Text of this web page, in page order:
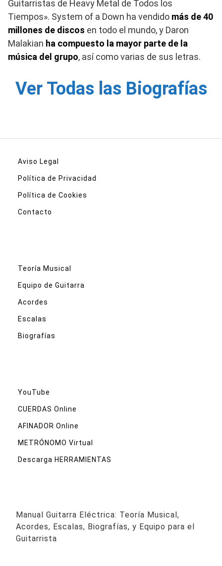
Guitarristas de Heavy Metal de Todos los
Tiempos». System of a Down ha vendido más de 40
millones de discos en todo el mundo, y Daron
Malakian ha compuesto la mayor parte de la
música del grupo, así como varias de sus letras.
Ver Todas las Biografías
Aviso Legal
Política de Privacidad
Política de Cookies
Contacto
Teoría Musical
Equipo de Guitarra
Acordes
Escalas
Biografías
YouTube
CUERDAS Online
AFINADOR Online
METRÓNOMO Virtual
Descarga HERRAMIENTAS
Manual Guitarra Eléctrica: Teoría Musical,
Acordes, Escalas, Biografías, y Equipo para el
Guitarrista